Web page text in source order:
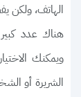
الهاتف، ولكن
هناك عدد
ويمكنك
الشريرة أو